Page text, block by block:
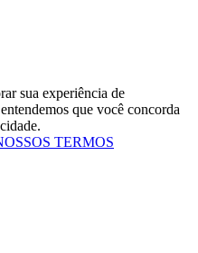
sua experiência de
que você concorda
TERMOS